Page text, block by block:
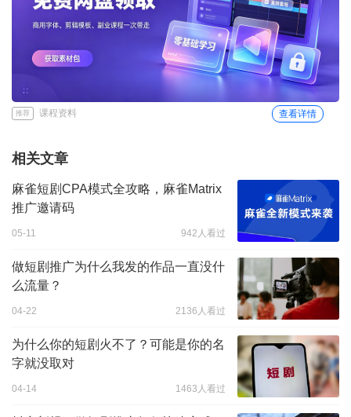
推荐 课程资料 查看详情
相关文章
麻雀短剧CPA模式全攻略，麻雀Matrix
推广邀请码
05-11 942人看过
做短剧推广为什么我发的作品一直没什
么流量？
04-22 2136人看过
为什么你的短剧火不了？可能是你的名
字就没取对
04-14 1463人看过